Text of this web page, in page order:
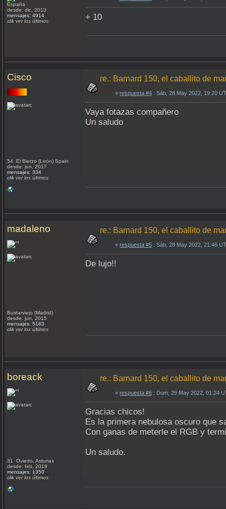
España
desde: dic, 2013
mensajes: 4914
clik ver los últimos
+ 10
Cisco
54 El Bierzo (León) Spain
desde: jun, 2017
mensajes: 334
clik ver los últimos
re.: Barnard 150, el caballito de
« respuesta #4 : Sáb, 28 May 2022, 19:20
Vaya fotazas compañero
Un saludo
madaleno
Bustarviejo (Madrid)
desde: jun, 2015
mensajes: 5183
clik ver los últimos
re.: Barnard 150, el caballito de
« respuesta #5 : Sáb, 28 May 2022, 21:46
De lujo!!
boreack
31 Oviedo, Asturias
desde: feb, 2018
mensajes: 1350
clik ver los últimos
re.: Barnard 150, el caballito de
« respuesta #6 : Dom, 29 May 2022, 01:24
Gracias chicos!
Es la primera nebulosa oscuro que
Con ganas de meterle el RGB y
Un saludo.